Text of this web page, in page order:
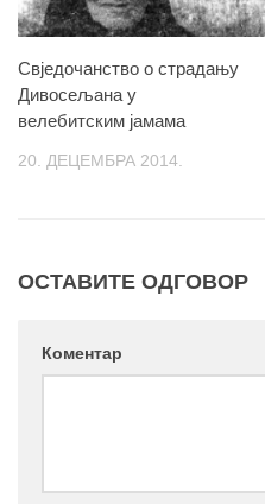
Свједочанство о страдању
Дивосељана у
велебитским јамама
20. ДЕЦЕМБРА 2014.
ОСТАВИТЕ ОДГОВОР
Коментар